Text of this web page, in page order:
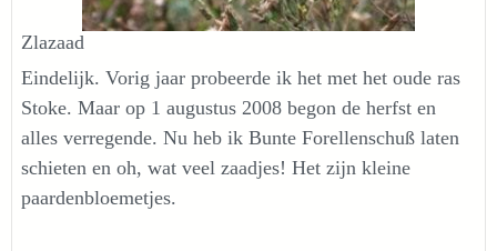
Zlazaad
Eindelijk. Vorig jaar probeerde ik het met het oude ras
Stoke. Maar op 1 augustus 2008 begon de herfst en
alles verregende. Nu heb ik Bunte Forellenschuß laten
schieten en oh, wat veel zaadjes! Het zijn kleine
paardenbloemetjes.